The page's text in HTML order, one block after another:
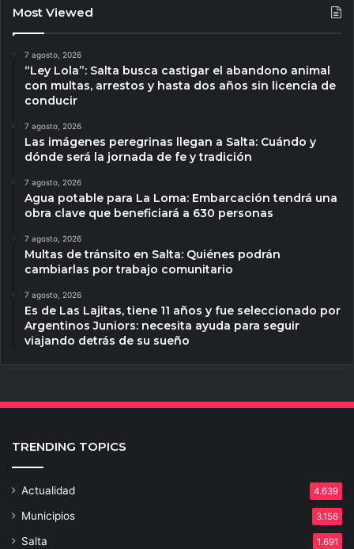
Most Viewed
7 agosto, 2026
“Ley Lola”: Salta busca castigar el abandono animal
con multas, arrestos y hasta dos años sin licencia de
conducir
7 agosto, 2026
Las imágenes peregrinas llegan a Salta: Cuándo y
dónde será la jornada de fe y tradición
7 agosto, 2026
Agua potable para La Loma: Embarcación tendrá una
obra clave que beneficiará a 630 personas
7 agosto, 2026
Multas de tránsito en Salta: Quiénes podrán
cambiarlas por trabajo comunitario
7 agosto, 2026
Es de Las Lajitas, tiene 11 años y fue seleccionado por
Argentinos Juniors: necesita ayuda para seguir
viajando detrás de su sueño
TRENDING TOPICS
Actualidad 4.639
Municipios 3.156
Salta 1.691